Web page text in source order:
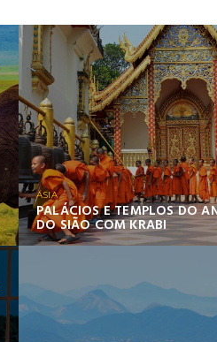
ÁSIA
PALÁCIOS E TEMPLOS DO
DO SIÃO COM KRABI